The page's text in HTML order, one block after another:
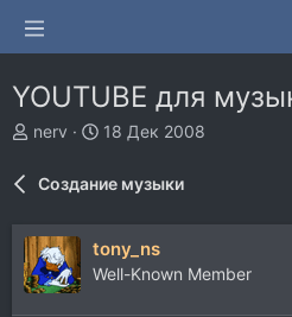
YOUTUBE для
А
т
р
т
е
м
nerv
Д
н
а
ч
18 Дек 2008
Создание музыки
tony_ns
Well-Known Member